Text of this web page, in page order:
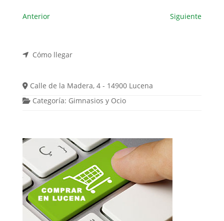
Anterior Siguiente
Cómo llegar
Calle de la Madera, 4 - 14900 Lucena
Categoría: Gimnasios y Ocio